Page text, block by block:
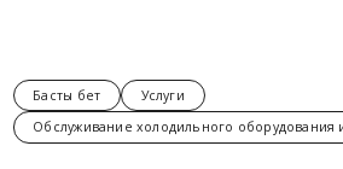
Басты бет
Услуги
Обслуживание холодильного оборудования